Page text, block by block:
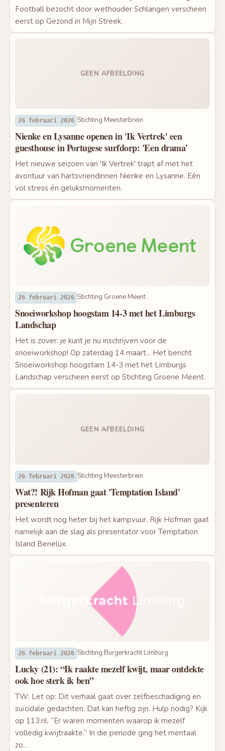
Football bezocht door wethouder Schlangen verscheen
eerst op Gezond in Mijn Streek.
GEEN AFBEELDING
26 februari 2026 Stichting Meesterbrein
Nienke en Lysanne openen in 'Ik Vertrek' een
guesthouse in Portugese surfdorp: 'Een drama'
Het nieuwe seizoen van 'Ik Vertrek' trapt af met het
avontuur van hartsvriendinnen Nienke en Lysanne. Eén
vol stress én geluksmomenten.
26 februari 2026 Stichting Groene Meent
Snoeiworkshop hoogstam 14-3 met het Limburgs
Landschap
Het is zover: je kunt je nu inschrijven voor de
snoeiworkshop! Op zaterdag 14 maart... Het bericht
Snoeiworkshop hoogstam 14-3 met het Limburgs
Landschap verscheen eerst op Stichting Groene Meent.
GEEN AFBEELDING
26 februari 2026 Stichting Meesterbrein
Wat?! Rijk Hofman gaat 'Temptation Island'
presenteren
Het wordt nog heter bij het kampvuur. Rijk Hofman gaat
namelijk aan de slag als presentator voor Temptation
Island Benelux.
26 februari 2026 Stichting Burgerkracht Limburg
Lucky (21): “Ik raakte mezelf kwijt, maar ontdekte
ook hoe sterk ik ben”
TW: Let op: Dit verhaal gaat over zelfbeschadiging en
suïcidale gedachten. Dat kan heftig zijn. Hulp nodig? Kijk
op 113.nl. “Er waren momenten waarop ik mezelf
volledig kwijtraakte.” In die periode ging het mentaal
zo...